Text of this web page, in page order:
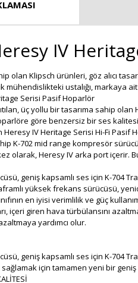
IV
olan Klipsch ürünleri, göz alıcı
ustalığı, markaya
Serisi Pasif Hoparlör
üç yollu bir tasarıma sahip
göre benzersiz bir ses
Heresy IV Heritage Serisi Hi-Fi Pasif
K-702 mid range kompresör
olarak, Heresy IV arka port içerir.
geniş kapsamlı ses için K-704
yüksek frekans sürücüsü,
en iyisi verimlilik ve güç
içeri giren hava türbülansını
yardımcı olur.
geniş kapsamlı ses için K-704
sağlamak için tamamen yeni bir geniş